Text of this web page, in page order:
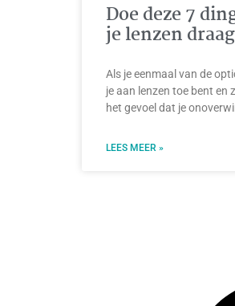
Doe deze 7
je lenzen
Als je eenmaal van de
je aan lenzen toe bent en
het gevoel dat je
LEES MEER »